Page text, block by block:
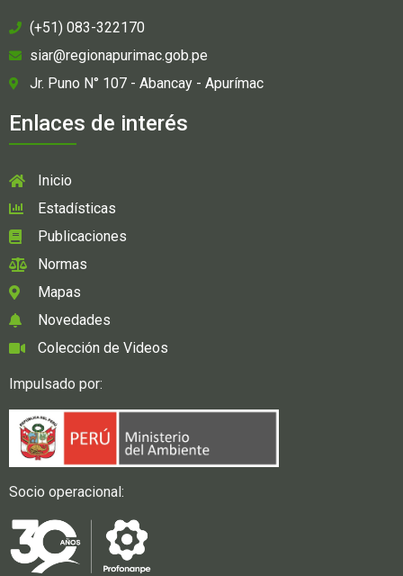
(+51) 083-322170
siar@regionapurimac.gob.pe
Jr. Puno N° 107 - Abancay - Apurímac
Enlaces de interés
Inicio
Estadísticas
Publicaciones
Normas
Mapas
Novedades
Colección de Videos
Impulsado por:
Socio operacional: